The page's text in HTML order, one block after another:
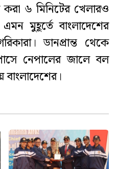
৬ মিনিটের খেলারও
মুহূর্তে বাংলাদেশের
ডানপ্রান্ত থেকে
নেপালের জালে বল